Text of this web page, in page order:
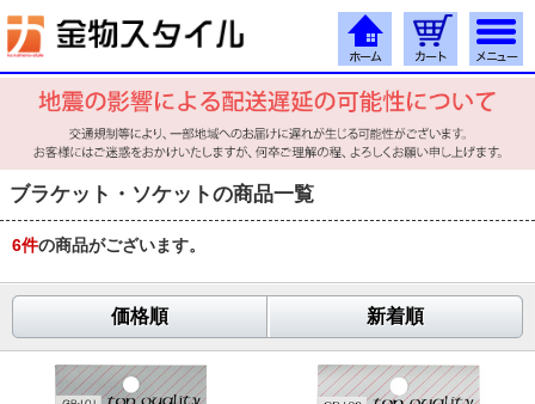
ブラケット・ソケットの商品一覧
6件の商品がございます。
価格順 新着順